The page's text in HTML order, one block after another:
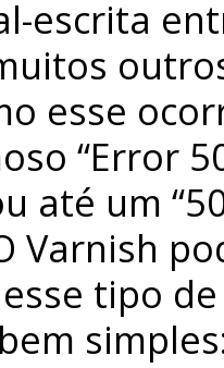
escrita
esse
“Error
até um
Varnish
tipo